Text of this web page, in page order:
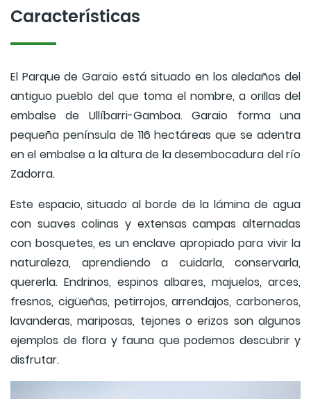
Características
El Parque de Garaio está situado en los aledaños del
antiguo pueblo del que toma el nombre, a orillas del
embalse de Ullíbarri-Gamboa. Garaio forma una
pequeña península de 116 hectáreas que se adentra
en el embalse a la altura de la desembocadura del río
Zadorra.
Este espacio, situado al borde de la lámina de agua
con suaves colinas y extensas campas alternadas
con bosquetes, es un enclave apropiado para vivir la
naturaleza, aprendiendo a cuidarla, conservarla,
quererla. Endrinos, espinos albares, majuelos, arces,
fresnos, cigüeñas, petirrojos, arrendajos, carboneros,
lavanderas, mariposas, tejones o erizos son algunos
ejemplos de flora y fauna que podemos descubrir y
disfrutar.